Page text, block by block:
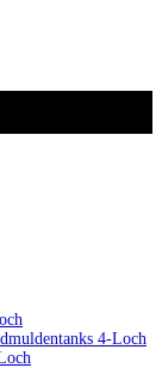
4-Loch